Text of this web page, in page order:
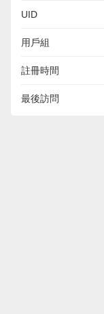
UID
用戶組
註冊時間
最後訪問